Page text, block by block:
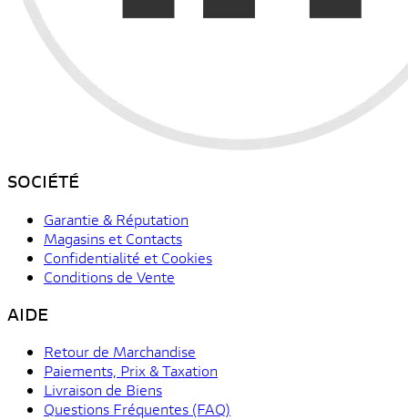
SOCIÉTÉ
Garantie & Réputation
Magasins et Contacts
Confidentialité et Cookies
Conditions de Vente
AIDE
Retour de Marchandise
Paiements, Prix & Taxation
Livraison de Biens
Questions Fréquentes (FAQ)